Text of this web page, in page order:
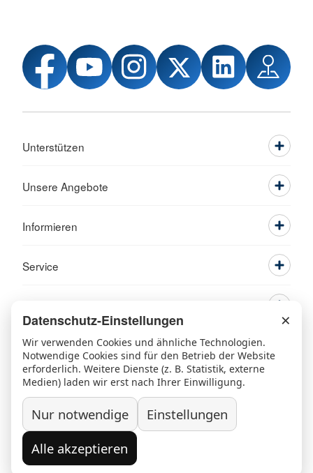
Unterstützen
Unsere Angebote
Informieren
Service
Ansprechpartner Kontakt Beschwerde/Lob
Datenschutz Grundsatzerklärung nach LkSG
Widerruf/Kündigung
Impressum
© 2026 Kreisverband Rosenheim
Datenschutz-Einstellungen ×
Wir verwenden Cookies und ähnliche Technologien.
Notwendige Cookies sind für den Betrieb der Website
erforderlich. Weitere Dienste (z. B. Statistik, externe
Medien) laden wir erst nach Ihrer Einwilligung.
Nur notwendige
Einstellungen
Alle akzeptieren